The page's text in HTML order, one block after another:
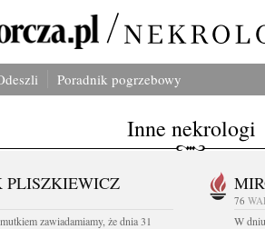
Poradnik pogrzebowy
Inne nekrologi
PLISZKIEWICZ
zawiadamiamy, że dnia 31
76
W